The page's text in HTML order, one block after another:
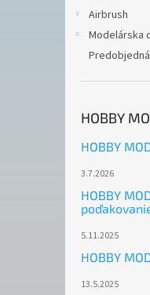
Airbrush
Modelárska
HOBBY
HOBBY
3.7.2026
HOBBY
5.11.2025
HOBBY
13.5.2025